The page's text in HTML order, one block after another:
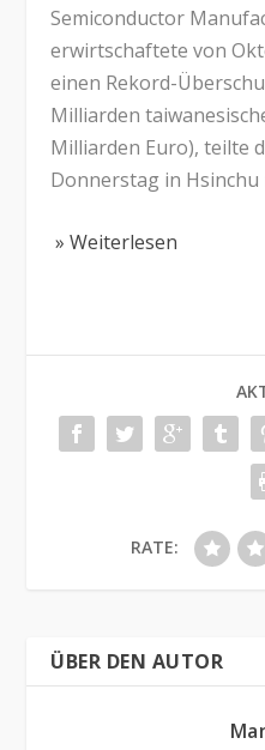
Semiconductor
erwirtschaftete von
einen Rekord-
Milliarden
Milliarden Euro), teilte
Donnerstag in Hsinchu
» Weiterlesen
RATE:
ÜBER DEN AUTOR